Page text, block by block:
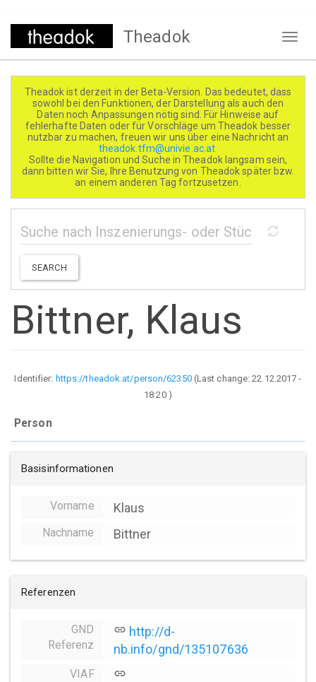
Direkt
Theadok
Theadok ist derzeit in der Beta-Version. Das bedeutet, dass
sowohl bei den Funktionen, der Darstellung als auch den
Daten noch Anpassungen nötig sind. Für Hinweise auf
fehlerhafte Daten oder für Vorschläge um Theadok besser
nutzbar zu machen, freuen wir uns über eine Nachricht an
theadok.tfm@univie.ac.at
Sollte die Navigation und Suche in Theadok langsam sein,
dann bitten wir Sie, Ihre Benutzung von Theadok später bzw.
an einem anderen Tag fortzusetzen.
SEARCH
Bittner, Klaus
Identifier: https://theadok.at/person/62350(Last change:22.12.2017 -
18:20)
Person
Basisinformationen
Vorname Klaus
Nachname Bittner
Referenzen
GND
Referenz
link http://d-
nb.info/gnd/135107636
VIAF
link